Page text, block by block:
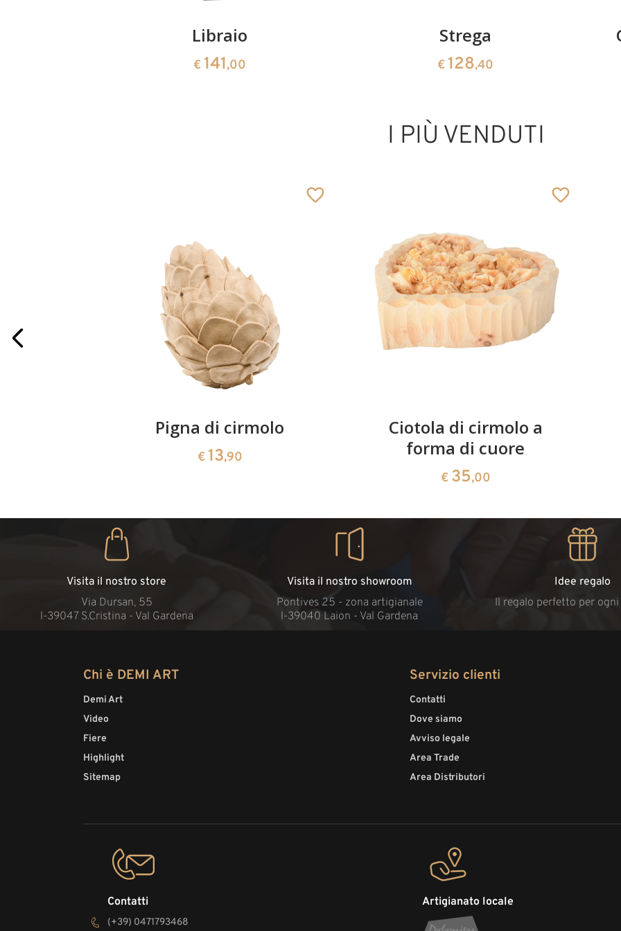
Libraio
€ 141,00
Strega
€ 128,40
I PIÙ VENDUTI
Pigna di cirmolo
€ 13,90
Ciotola di cirmolo a
forma di cuore
€ 35,00
Visita il nostro store
Via Dursan, 55
l-39047 S.Cristina - Val Gardena
Visita il nostro showroom
Pontives 25 - zona artigianale
l-39040 Laion - Val Gardena
Idee regalo
Il regalo perfetto per ogni
Chi è DEMI ART
Demi Art
Video
Fiere
Highlight
Sitemap
Servizio clienti
Contatti
Dove siamo
Avviso legale
Area Trade
Area Distributori
Contatti
(+39) 0471793468
Artigianato locale